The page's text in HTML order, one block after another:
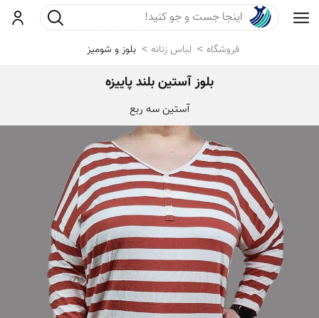
ورودجست و جو
فروشگاه لباس زنانه بلوز و شومیز
بلوز آستین بلند پاییزه
آستین سه ربع